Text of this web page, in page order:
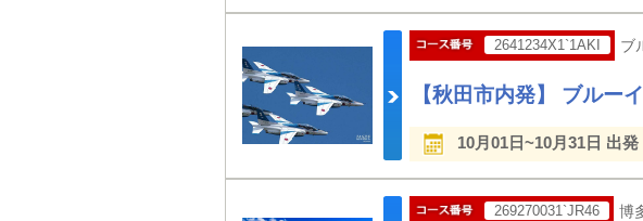
2641234X1`1AKI ブ
【秋田市内発】 ブル
10月01日~10月31日 出発
269270031`JR46 博